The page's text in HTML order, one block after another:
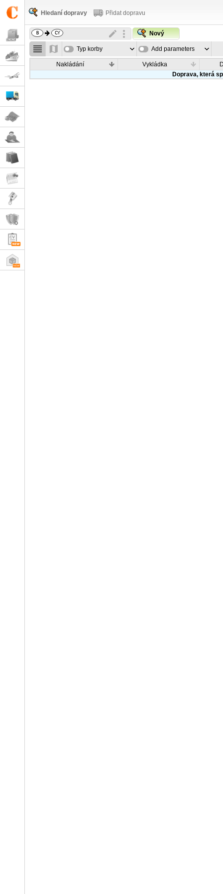
Hledaní dopravy Přidat dopravu
Nový
Typ korby Add parameters
Nakládání Vykládka
Doprava, která